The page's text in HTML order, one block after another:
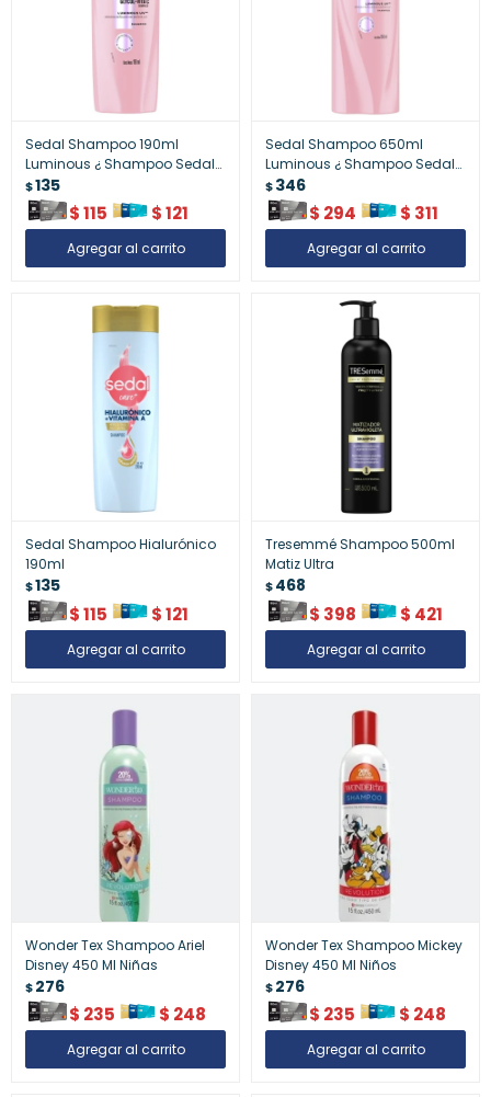
Sedal Shampoo 190ml
Luminous ¿ Shampoo Sedal
Luminous 190 Ml
$135
$115 $121
Sedal Shampoo 650ml
Luminous ¿ Shampoo Sedal
Luminous 650 Ml
$346
$ 294 $ 311
Sedal Shampoo Hialurónico
190ml
$135
$115 $121
Tresemmé Shampoo 500ml
Matiz Ultra
$468
$ 398 $ 421
Wonder Tex Shampoo Ariel
Disney 450 Ml Niñas
$276
$ 235 $ 248
Wonder Tex Shampoo Mickey
Disney 450 Ml Niños
$276
$ 235 $ 248